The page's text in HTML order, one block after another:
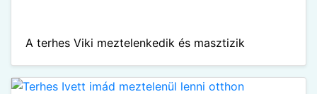
A terhes Viki meztelenkedik és masztizik